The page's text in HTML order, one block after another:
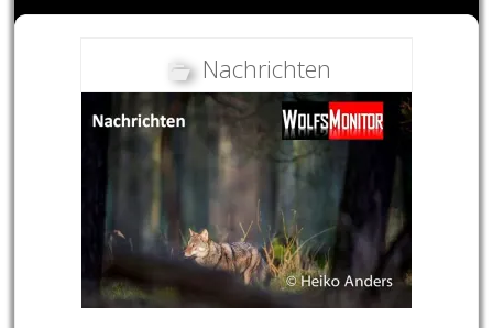
Nachrichten